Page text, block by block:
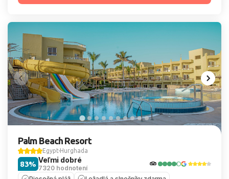
Palm Beach Resort
Egypt Hurghada
Veľmi dobré
7320 hodnotení
83%